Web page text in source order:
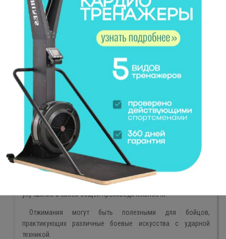
Взрывные отжиманиямогут служить эффективным
решением для тех, кто чувствует, что традиционные
отжимания уже кажутся слишком легкими. Их интеграция в
тренировки может не только усилить мышечную силу за счет
необычной нагрузки, но и улучшить нейромышечную
координацию, обучая мышцы более динамичной и быстрой
работе.
Дополняя регулярную программу жимов лежа с
несколькими сериями этих динамичных отжиманий, можно
преодолеть плато в прогрессе, особенно помогая усилить
начальный этап подъема штанги. Это особенно ценно, так
как начало подъема часто является самым трудным этапом
в жиме лежа. В результате, через несколько недель такой
модификации тренировок, многие замечают значительное
улучшение в своей общей производительности.
Отжимания могут быть полезными для бойцов,
практикующих различные боевые искусства с ударной
техникой.